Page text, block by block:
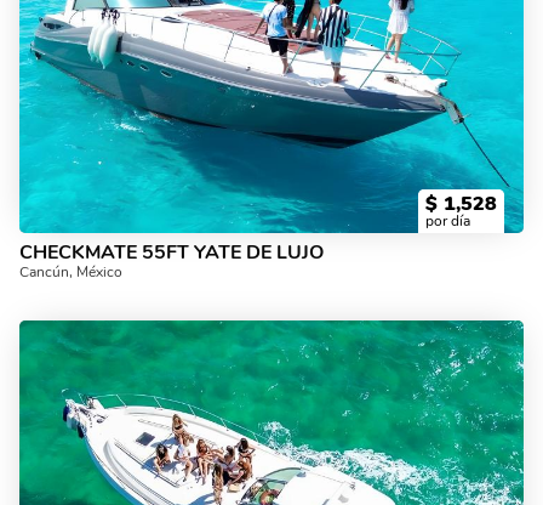
$ 1,528
por día
CHECKMATE 55FT YATE DE LUJO
Cancún, México